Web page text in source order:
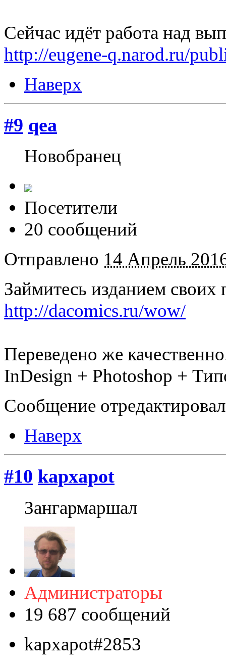
Сейчас идёт работа над
http://eugene-q.narod.ru/
Наверх
#9 qea
Новобранец
Посетители
20 сообщений
Отправлено 14 Апрель
Займитесь изданием своих
http://dacomics.ru/wow/
Переведено же
InDesign + Photoshop +
Сообщение
Наверх
#10 kapxapot
Зангармаршал
Администраторы
19 687 сообщений
kapxapot#2853